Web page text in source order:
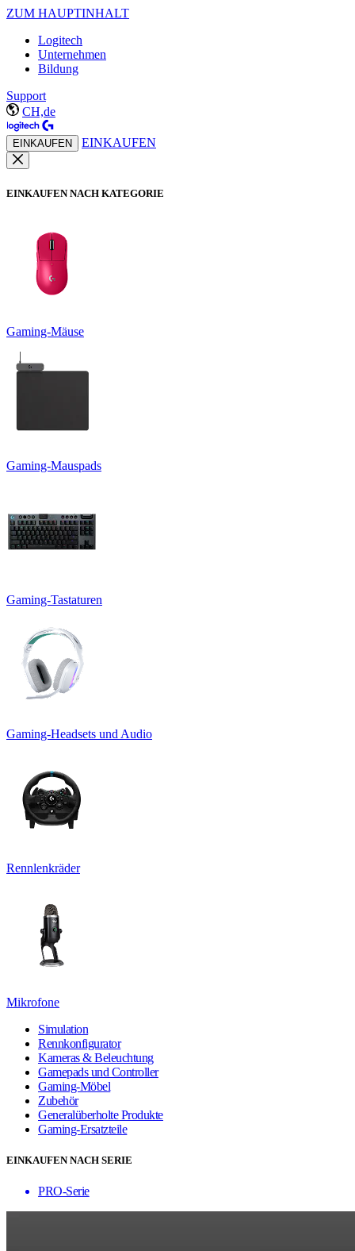
ZUM HAUPTINHALT
Logitech
Unternehmen
Bildung
Support
CH,de
EINKAUFEN EINKAUFEN
EINKAUFEN NACH KATEGORIE
Gaming-Mäuse
Gaming-Mauspads
Gaming-Tastaturen
Gaming-Headsets und Audio
Rennlenkräder
Mikrofone
Simulation
Rennkonfigurator
Kameras & Beleuchtung
Gamepads und Controller
Gaming-Möbel
Zubehör
Generalüberholte Produkte
Gaming-Ersatzteile
EINKAUFEN NACH SERIE
PRO-Serie